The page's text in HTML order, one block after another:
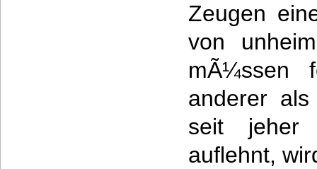
Zeugen
von
mÃ¼ssen
anderer
seit jeher
auflehnt,